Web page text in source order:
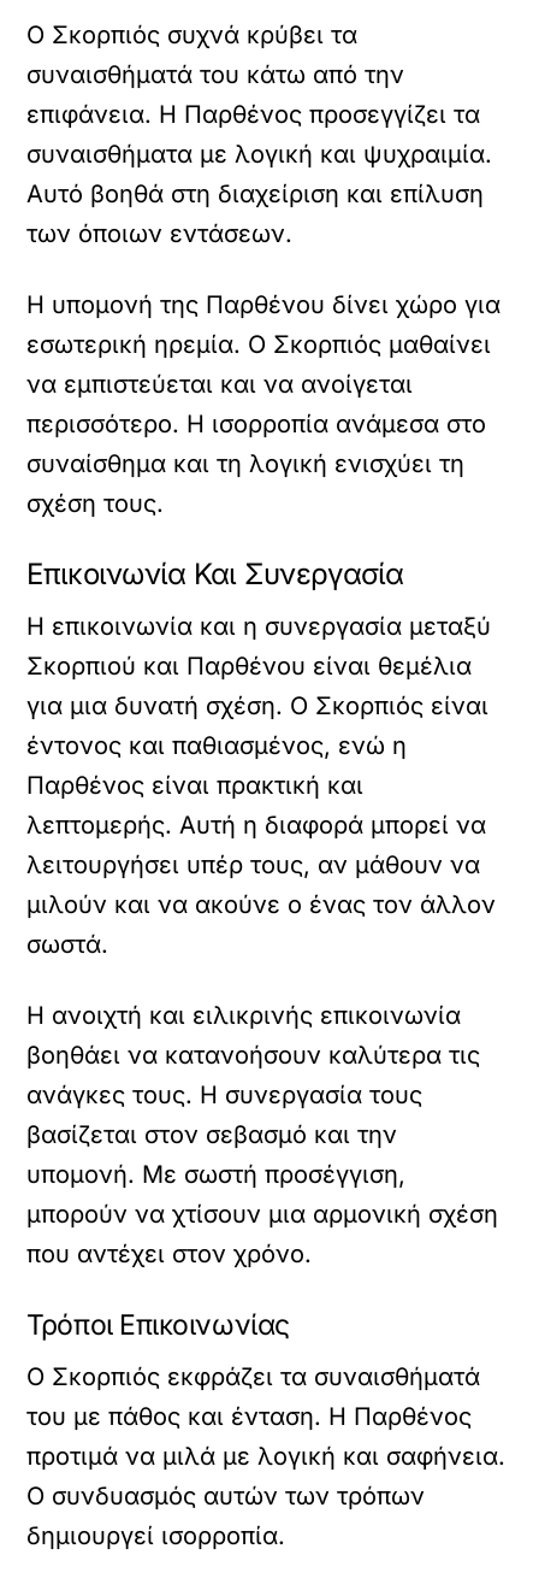
Ο Σκορπιός συχνά κρύβει τα
συναισθήματά του κάτω από την
επιφάνεια. Η Παρθένος προσεγγίζει τα
συναισθήματα με λογική και ψυχραιμία.
Αυτό βοηθά στη διαχείριση και επίλυση
των όποιων εντάσεων.
Η υπομονή της Παρθένου δίνει χώρο για
εσωτερική ηρεμία. Ο Σκορπιός μαθαίνει
να εμπιστεύεται και να ανοίγεται
περισσότερο. Η ισορροπία ανάμεσα στο
συναίσθημα και τη λογική ενισχύει τη
σχέση τους.
Επικοινωνία Και Συνεργασία
Η επικοινωνία και η συνεργασία μεταξύ
Σκορπιού και Παρθένου είναι θεμέλια
για μια δυνατή σχέση. Ο Σκορπιός είναι
έντονος και παθιασμένος, ενώ η
Παρθένος είναι πρακτική και
λεπτομερής. Αυτή η διαφορά μπορεί να
λειτουργήσει υπέρ τους, αν μάθουν να
μιλούν και να ακούνε ο ένας τον άλλον
σωστά.
Η ανοιχτή και ειλικρινής επικοινωνία
βοηθάει να κατανοήσουν καλύτερα τις
ανάγκες τους. Η συνεργασία τους
βασίζεται στον σεβασμό και την
υπομονή. Με σωστή προσέγγιση,
μπορούν να χτίσουν μια αρμονική σχέση
που αντέχει στον χρόνο.
Τρόποι Επικοινωνίας
Ο Σκορπιός εκφράζει τα συναισθήματά
του με πάθος και ένταση. Η Παρθένος
προτιμά να μιλά με λογική και σαφήνεια.
Ο συνδυασμός αυτών των τρόπων
δημιουργεί ισορροπία.